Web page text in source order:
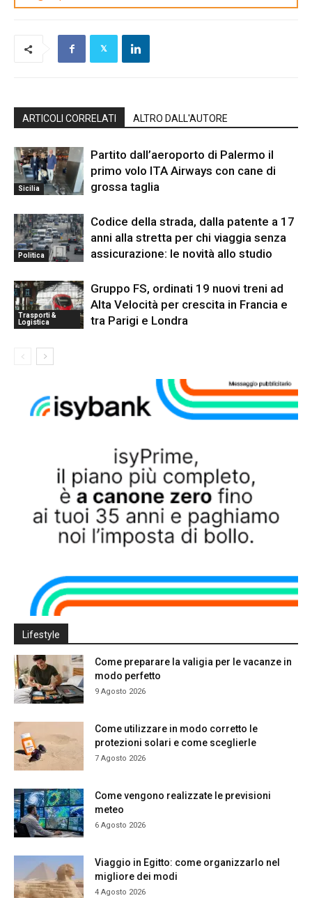
ARTICOLI CORRELATI ALTRO DALL'AUTORE
Sicilia
Partito dall’aeroporto di Palermo il
primo volo ITA Airways con cane di
grossa taglia
Politica
Codice della strada, dalla patente a 17
anni alla stretta per chi viaggia senza
assicurazione: le novità allo studio
Trasporti &
Logistica
Gruppo FS, ordinati 19 nuovi treni ad
Alta Velocità per crescita in Francia e
tra Parigi e Londra
Lifestyle
Come preparare la valigia per le vacanze in
modo perfetto
9 Agosto 2026
Come utilizzare in modo corretto le
protezioni solari e come sceglierle
7 Agosto 2026
Come vengono realizzate le previsioni
meteo
6 Agosto 2026
Viaggio in Egitto: come organizzarlo nel
migliore dei modi
4 Agosto 2026